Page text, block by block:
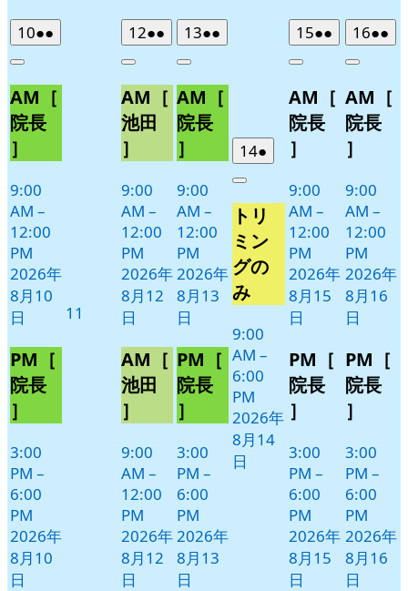
102026
年
月
10
日
●●
件
イ
ト)
Close
AM［
院長
］
9:00
AM –
12:00
PM
2026年
8月10
日
PM［
院長
］
3:00
PM –
6:00
PM
2026年
8月10
日
11
122026
年
月
12
日
●●
件
イ
ベ
ト)
Close
AM［
池田
］
9:00
AM –
12:00
PM
2026年
8月12
日
AM［
池田
］
9:00
AM –
12:00
PM
2026年
8月12
日
132026
年
月
13
日
●●
件
イ
ン
ト)
Close
AM［
院長
］
9:00
AM –
12:00
PM
2026年
8月13
日
PM［
院長
］
3:00
PM –
6:00
PM
2026年
8月13
日
142026
年
月
14
日
●
件
ベ
ン
ト)
Close
トリ
ミン
グの
み
9:00
AM –
6:00
PM
2026年
8月14
日
152026
年
月
15
日
●●
件
イ
ベ
ト)
Close
AM［
院長
］
9:00
AM –
12:00
PM
2026年
8月15
日
PM［
院長
］
3:00
PM –
6:00
PM
2026年
8月15
日
162026
年
月
16
日
●●
件
イ
Close
AM［
院長
］
9:00
AM –
12:00
PM
2026年
8月16
日
PM［
院長
］
3:00
PM –
6:00
PM
2026年
8月16
日